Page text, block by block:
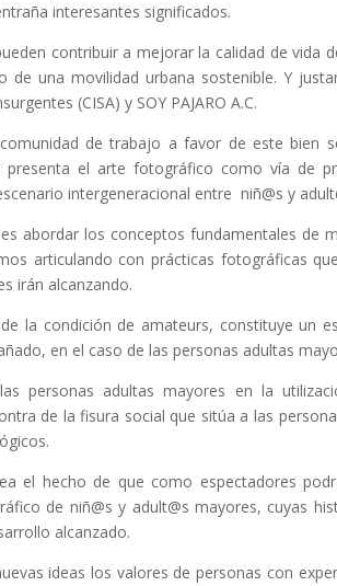
interesantes significados.
contribuir a mejorar la calidad de vida
de una movilidad urbana sostenible. Y
(CISA) y SOY PAJARO A.C.
de trabajo a favor de este bien
presenta el arte fotográfico como vía de
intergeneracional entre niñ@s y
abordar los conceptos fundamentales de
articulando con prácticas fotográficas
irán alcanzando.
la condición de amateurs, constituye un
en el caso de las personas adultas
personas adultas mayores en la
de la fisura social que sitúa a las
el hecho de que como espectadores
de niñ@s y adult@s mayores, cuyas
alcanzado.
ideas los valores de personas con